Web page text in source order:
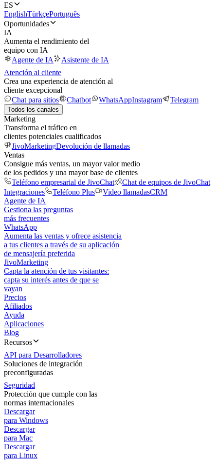
ES
EnglishTürkçePortuguês
Oportunidades
IA
Aumenta el rendimiento del
equipo con IA
Agente de IA
Asistente de IA
Atención al cliente
Crea una experiencia de atención al
cliente excepcional
Chat para sitios
Chatbot WhatsAppInstagram Telegram
Todos los canales
Marketing
Transforma el tráfico en
clientes potenciales cualificados
JivoMarketingDevolución de llamadas
Ventas
Consigue más ventas, un mayor valor medio
de los pedidos y una mayor base de clientes
Teléfono empresarial de JivoChat
Chat de equipos de JivoChat
Integraciones
Teléfono Plus Video llamadasCRM
Agente de IA
Gestiona las preguntas
más frecuentes
WhatsApp
Aumenta las ventas y ofrece asistencia
a tus clientes a través de su aplicación
de mensajería preferida
JivoMarketing
Capta la atención de tus visitantes:
capta su interés antes de que se
vayan
Precios
Afiliados
Ayuda
Aplicaciones
Blog
Recursos
API para Desarrolladores
Soluciones de integración
preconfiguradas
Seguridad
Protección que cumple con las
normas internacionales
Descargar
para Windows
Descargar
para Mac
Descargar
para Linux